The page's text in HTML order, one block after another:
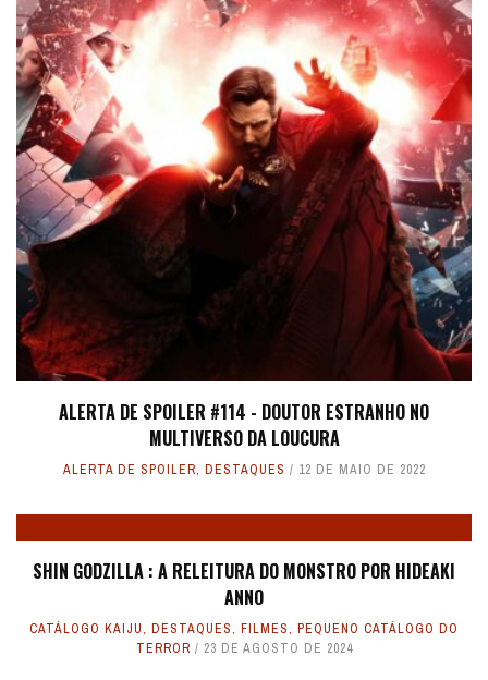
ALERTA DE SPOILER #114 - DOUTOR ESTRANHO NO
MULTIVERSO DA LOUCURA
ALERTA DE SPOILER, DESTAQUES 12 DE MAIO DE 2022
SHIN GODZILLA : A RELEITURA DO MONSTRO POR HIDEAKI
ANNO
CATÁLOGO KAIJU, DESTAQUES, FILMES, PEQUENO CATÁLOGO DO
TERROR
23 DE AGOSTO DE 2024